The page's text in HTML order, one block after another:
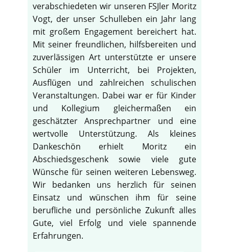
verabschiedeten wir unseren FSJler Moritz
Vogt, der unser Schulleben ein Jahr lang
mit großem Engagement bereichert hat.
Mit seiner freundlichen, hilfsbereiten und
zuverlässigen Art unterstützte er unsere
Schüler im Unterricht, bei Projekten,
Ausflügen und zahlreichen schulischen
Veranstaltungen. Dabei war er für Kinder
und Kollegium gleichermaßen ein
geschätzter Ansprechpartner und eine
wertvolle Unterstützung. Als kleines
Dankeschön erhielt Moritz ein
Abschiedsgeschenk sowie viele gute
Wünsche für seinen weiteren Lebensweg.
Wir bedanken uns herzlich für seinen
Einsatz und wünschen ihm für seine
berufliche und persönliche Zukunft alles
Gute, viel Erfolg und viele spannende
Erfahrungen.